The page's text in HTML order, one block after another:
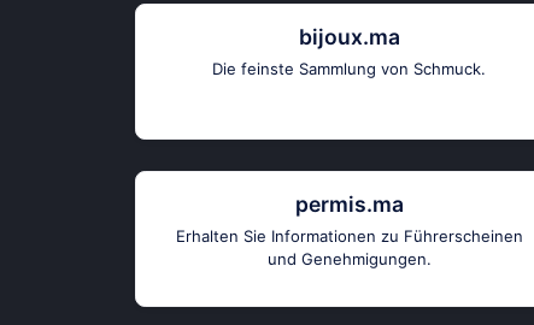
bijoux.ma
Die feinste Sammlung von Schmuck.
permis.ma
Erhalten Sie Informationen zu Führerscheinen
und Genehmigungen.